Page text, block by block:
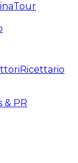
Tour
Ricettario
& PR